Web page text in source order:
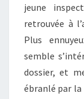
jeune
retrouvée à
Plus
semble
dossier, et
ébranlé par la